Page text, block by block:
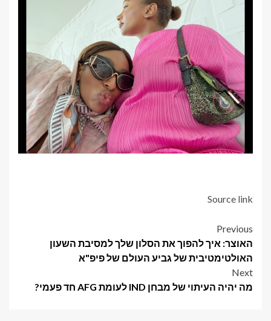
Source link
Post
navigation
Previous
האוצר: איך להפוך את הסלון שלך למסיבת השעון
האולטימטיבית של גביע העולם של פיפ"א
Next
מה יהיה העיתוי של מבחן IND לעומת AFG חד פעמי?